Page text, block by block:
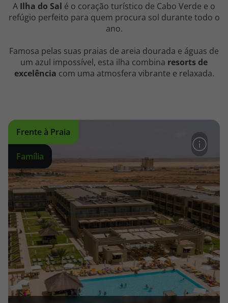
A Ilha do Sal é o coração turístico de Cabo Verde e o
refúgio perfeito para quem procura sol durante todo o
ano.
Famosa pelas suas praias de areia dourada e águas de
um azul impossível, esta ilha combina resorts de
excelência com uma atmosfera vibrante e relaxada.
Frente à Praia
Família